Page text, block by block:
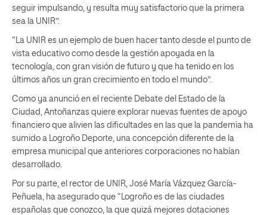
seguir impulsando, y resulta muy satisfactorio que la primera
sea la UNIR”.
“La UNIR es un ejemplo de buen hacer tanto desde el punto de
vista educativo como desde la gestión apoyada en la
tecnología, con gran visión de futuro y que ha tenido en los
últimos años un gran crecimiento en todo el mundo”.
Como ya anunció en el reciente Debate del Estado de la
Ciudad, Antoñanzas quiere explorar nuevas fuentes de apoyo
financiero que alivien las dificultades en las que la pandemia ha
sumido a Logroño Deporte, una concepción diferente de la
empresa municipal que anteriores corporaciones no habían
desarrollado.
Por su parte, el rector de UNIR, José María Vázquez García-
Peñuela, ha asegurado que “Logroño es de las ciudades
españolas que conozco, la que quizá mejores dotaciones